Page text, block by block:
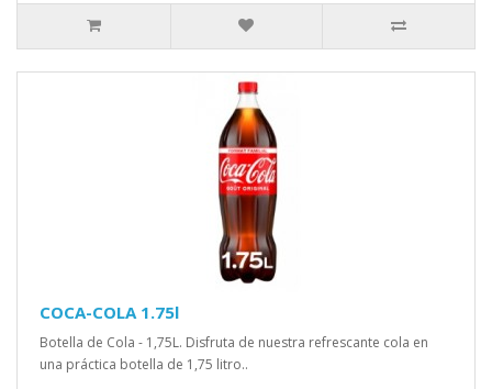
COCA-COLA 1.75l
Botella de Cola - 1,75L. Disfruta de nuestra refrescante cola en
una práctica botella de 1,75 litro..